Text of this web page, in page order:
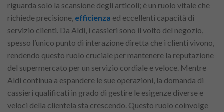
riguarda solo la scansione degli articoli; è un ruolo vitale che
richiede precisione, efficienza ed eccellenti capacità di
servizio clienti. Da Aldi, i cassieri sono il volto del negozio,
spesso l’unico punto di interazione diretta che i clienti vivono,
rendendo questo ruolo cruciale per mantenere la reputazione
del supermercato per un servizio cordiale e veloce. Mentre
Aldi continua a espandere le sue operazioni, la domanda di
cassieri qualificati in grado di gestire le esigenze diverse e
veloci della clientela sta crescendo. Questo ruolo coinvolge